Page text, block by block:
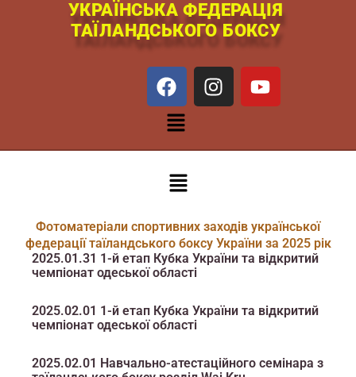
УКРАЇНСЬКА ФЕДЕРАЦІЯ
ТАЇЛАНДСЬКОГО БОКСУ
a
c
e
b
o
o
k
n
s
g
o
u
b
Меню
Меню
Фотоматеріали спортивних заходів української
федерації таїландського боксу України за 2025 рік
2025.01.31 1-й етап Кубка України та відкритий
чемпіонат одеської області
2025.02.01 1-й етап Кубка України та відкритий
чемпіонат одеської області
2025.02.01 Навчально-атестаційного семінара з